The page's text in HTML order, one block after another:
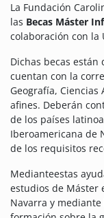
La Fundación
las Becas Máster
colaboración con la
Dichas becas
cuentan con la
Geografía,
afines. Deberán
de los países
Iberoamericana de
de los requisitos
Medianteestas
estudios de Máster
Navarra y